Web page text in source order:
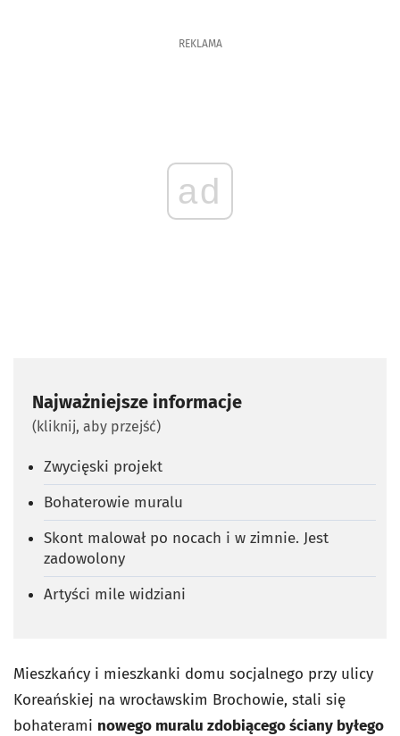
REKLAMA
ad
Najważniejsze informacje
(kliknij, aby przejść)
Zwycięski projekt
Bohaterowie muralu
Skont malował po nocach i w zimnie. Jest
zadowolony
Artyści mile widziani
Mieszkańcy i mieszkanki domu socjalnego przy ulicy
Koreańskiej na wrocławskim Brochowie, stali się
bohaterami nowego muralu zdobiącego ściany byłego